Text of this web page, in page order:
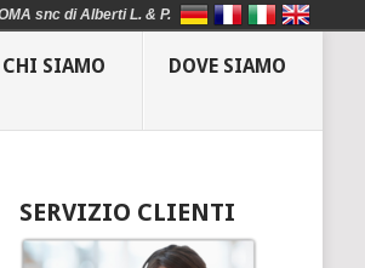
CHI SIAMO DOVE SIAMO
SERVIZIO CLIENTI
snc di Alberti L. & P.